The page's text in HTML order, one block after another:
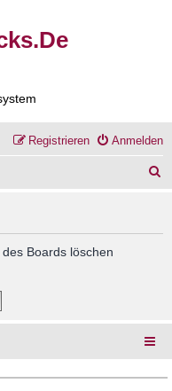
Anmelden
Registrieren
Boards löschen